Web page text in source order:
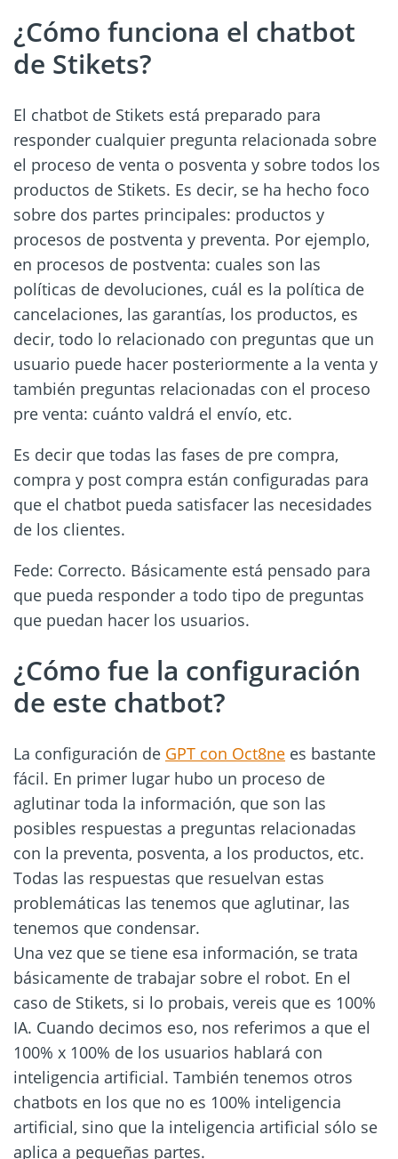
¿Cómo funciona el chatbot
de Stikets?
El chatbot de Stikets está preparado para
responder cualquier pregunta relacionada sobre
el proceso de venta o posventa y sobre todos los
productos de Stikets. Es decir, se ha hecho foco
sobre dos partes principales: productos y
procesos de postventa y preventa. Por ejemplo,
en procesos de postventa: cuales son las
políticas de devoluciones, cuál es la política de
cancelaciones, las garantías, los productos, es
decir, todo lo relacionado con preguntas que un
usuario puede hacer posteriormente a la venta y
también preguntas relacionadas con el proceso
pre venta: cuánto valdrá el envío, etc.
Es decir que todas las fases de pre compra,
compra y post compra están configuradas para
que el chatbot pueda satisfacer las necesidades
de los clientes.
Fede: Correcto. Básicamente está pensado para
que pueda responder a todo tipo de preguntas
que puedan hacer los usuarios.
¿Cómo fue la configuración
de este chatbot?
La configuración de GPT con Oct8ne es bastante
fácil. En primer lugar hubo un proceso de
aglutinar toda la información, que son las
posibles respuestas a preguntas relacionadas
con la preventa, posventa, a los productos, etc.
Todas las respuestas que resuelvan estas
problemáticas las tenemos que aglutinar, las
tenemos que condensar.
Una vez que se tiene esa información, se trata
básicamente de trabajar sobre el robot. En el
caso de Stikets, si lo probais, vereis que es 100%
IA. Cuando decimos eso, nos referimos a que el
100% x 100% de los usuarios hablará con
inteligencia artificial. También tenemos otros
chatbots en los que no es 100% inteligencia
artificial, sino que la inteligencia artificial sólo se
aplica a pequeñas partes.